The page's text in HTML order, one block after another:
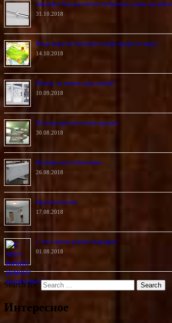
Заклёпки. Как рассчитать требуемую длину заклёпки
31.10.2018
Когда выручит быстрый онлайн кредит на карту
14.10.2018
Можно ли менять окна зимой?
10.09.2018
Помощь при получении кредита
30.08.2018
Колонны железобетонные
26.08.2018
Красим потолок
17.08.2018
С чего начать ремонт квартиры?
01.08.2018
Search for:
Интересное